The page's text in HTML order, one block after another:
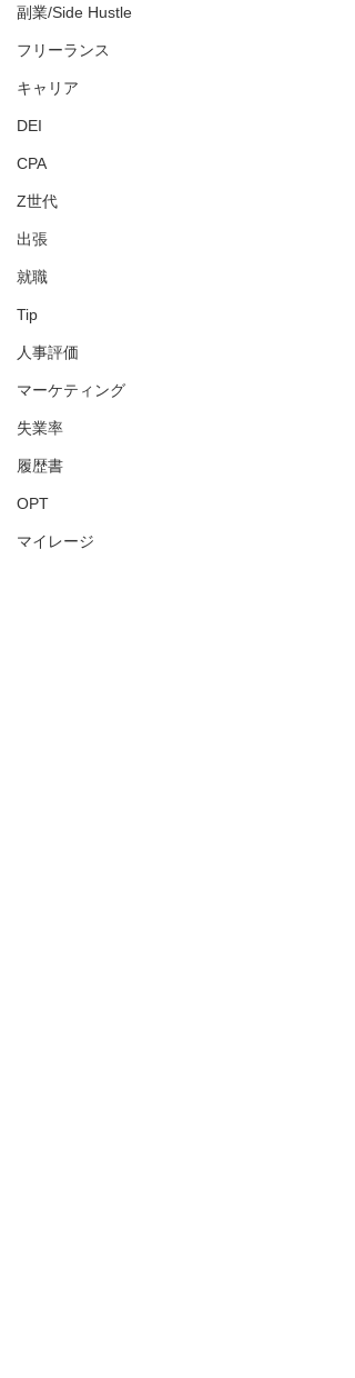
副業/Side Hustle
フリーランス
キャリア
DEI
CPA
Z世代
出張
就職
Tip
人事評価
マーケティング
失業率
履歴書
OPT
マイレージ